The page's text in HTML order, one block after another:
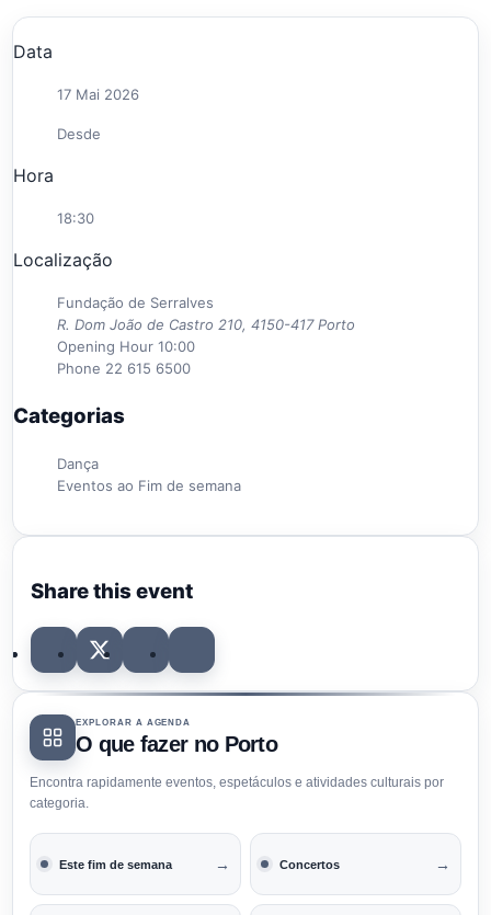
Data
17 Mai 2026
Desde
Hora
18:30
Localização
Fundação de Serralves
R. Dom João de Castro 210, 4150-417 Porto
Opening Hour 10:00
Phone 22 615 6500
Categorias
Dança
Eventos ao Fim de semana
Share this event
EXPLORAR A AGENDA
O que fazer no Porto
Encontra rapidamente eventos, espetáculos e atividades culturais por
categoria.
Este fim de semana → Concertos →